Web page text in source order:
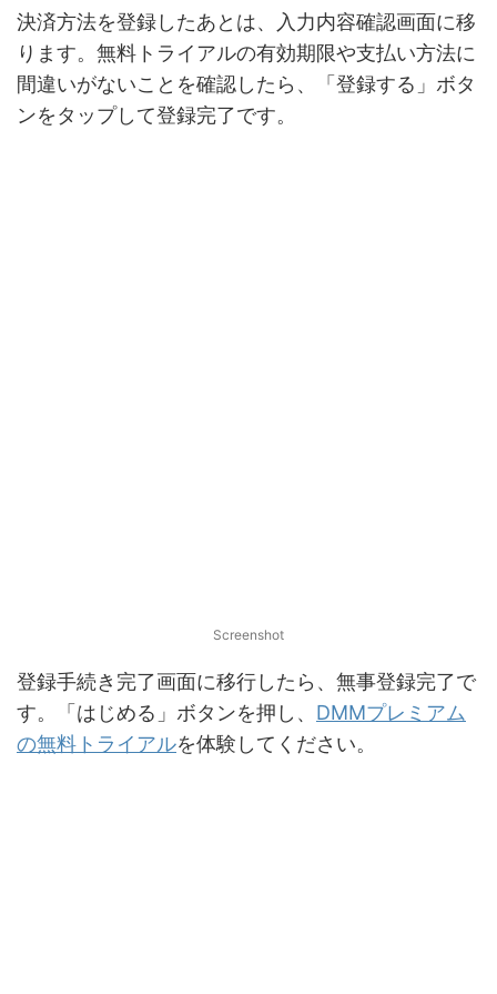
決済方法を登録したあとは、入力内容確認画面に移
ります。無料トライアルの有効期限や支払い方法に
間違いがないことを確認したら、「登録する」ボタ
ンをタップして登録完了です。
Screenshot
登録手続き完了画面に移行したら、無事登録完了で
す。「はじめる」ボタンを押し、 DMMプレミアム
の無料トライアルを体験してください。